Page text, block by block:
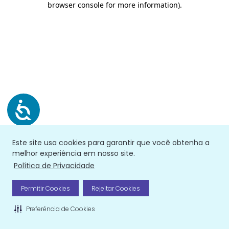
Este site usa cookies para garantir que você obtenha a
melhor experiência em nosso site.
Política de Privacidade
Permitir Cookies Rejeitar Cookies
Preferência de Cookies
browser console for more information).